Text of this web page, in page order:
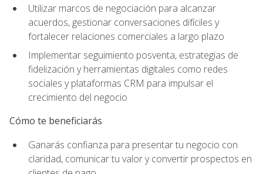
Utilizar marcos de negociación para alcanzar
acuerdos, gestionar conversaciones difíciles y
fortalecer relaciones comerciales a largo plazo
Implementar seguimiento posventa, estrategias de
fidelización y herramientas digitales como redes
sociales y plataformas CRM para impulsar el
crecimiento del negocio
Cómo te beneficiarás
Ganarás confianza para presentar tu negocio con
claridad, comunicar tu valor y convertir prospectos en